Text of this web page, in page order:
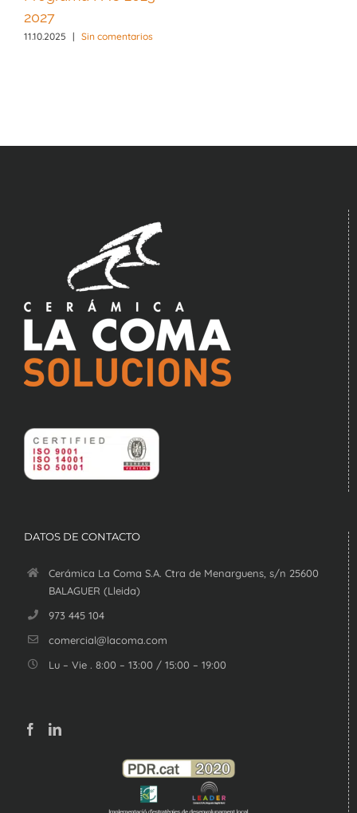
2027
11.10.2025 | Sin comentarios
DATOS DE CONTACTO
Cerámica La Coma S.A. Ctra de Menarguens, s/n 25600
BALAGUER (Lleida)
973 445 104
comercial@lacoma.com
Lu – Vie . 8:00 – 13:00 / 15:00 – 19:00